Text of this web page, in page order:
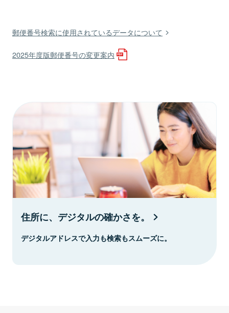
郵便番号検索に使用されているデータについて
2025年度版郵便番号の変更案内
住所に、デジタルの確かさを。
デジタルアドレスで入力も検索もスムーズに。